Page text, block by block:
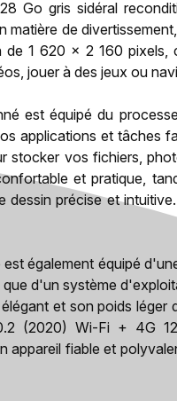
Go gris sidéral
de
1 620 x 2 160 pixels,
jouer à des jeux ou
est équipé du
applications et tâches
stocker vos fichiers,
et pratique,
précise et
également équipé
d'un système
et son poids léger
(2020) Wi-Fi + 4G
fiable et